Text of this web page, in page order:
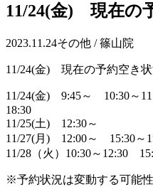
11/24(金) 現在の
2023.11.24その他 / 篠山院
11/24(金) 現在の予約空き
11/24(金) 9:45～ 10:30～
18:30
11/25(土) 12:30～
11/27(月) 12:00～ 15:30～
11/28（火）10:30～12:30
※予約状況は変動する可能性